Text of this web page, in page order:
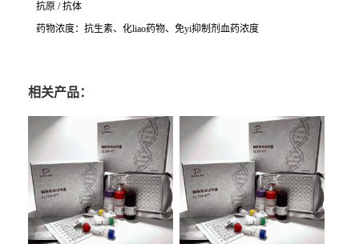
抗原 / 抗体
药物浓度：抗生素、化liao药物、免yi抑制剂血药浓度
相关产品：